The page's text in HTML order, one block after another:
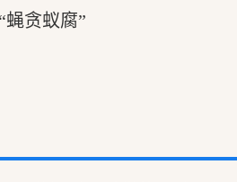
蝇贪蚁腐”